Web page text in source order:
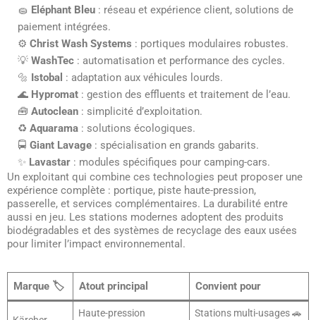
🧽 Eléphant Bleu : réseau et expérience client, solutions de
paiement intégrées.
⚙️ Christ Wash Systems : portiques modulaires robustes.
💡 WashTec : automatisation et performance des cycles.
🔩 Istobal : adaptation aux véhicules lourds.
🌊 Hypromat : gestion des effluents et traitement de l’eau.
🧰 Autoclean : simplicité d’exploitation.
♻️ Aquarama : solutions écologiques.
🚍 Giant Lavage : spécialisation en grands gabarits.
✨ Lavastar : modules spécifiques pour camping-cars.
Un exploitant qui combine ces technologies peut proposer une
expérience complète : portique, piste haute-pression,
passerelle, et services complémentaires. La durabilité entre
aussi en jeu. Les stations modernes adoptent des produits
biodégradables et des systèmes de recyclage des eaux usées
pour limiter l’impact environnemental.
Marque 🏷️ Atout principal Convient pour
Haute-pression Stations multi-usages 🚗